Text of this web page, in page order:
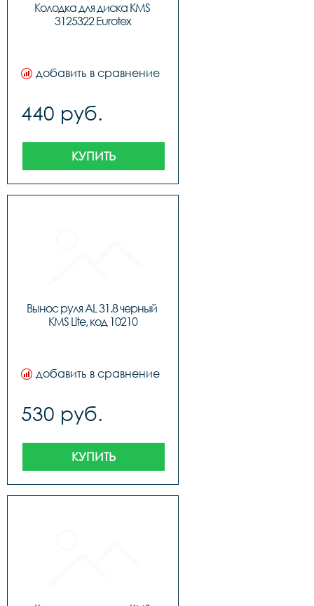
Колодка для диска KMS
3125322 Eurotex
добавить в сравнение
440 руб.
КУПИТЬ
Вынос руля AL 31.8 черный
KMS Lite, код 10210
добавить в сравнение
530 руб.
КУПИТЬ